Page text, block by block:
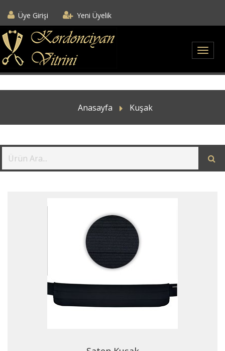
Üye Girişi Yeni Üyelik
Anasayfa Kuşak